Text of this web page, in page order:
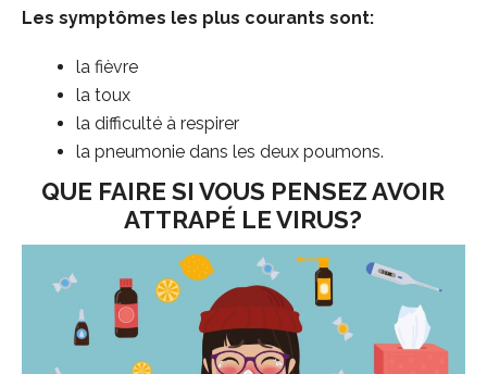
Les symptômes les plus courants sont:
la fièvre
la toux
la difficulté à respirer
la pneumonie dans les deux poumons.
QUE FAIRE SI VOUS PENSEZ AVOIR
ATTRAPÉ LE VIRUS?